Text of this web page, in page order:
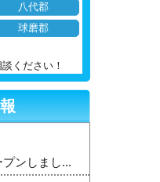
八代郡
球磨郡
ください！
ンしまし...